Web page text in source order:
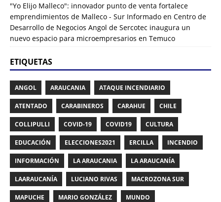
"Yo Elijo Malleco": innovador punto de venta fortalece
emprendimientos de Malleco - Sur Informado en Centro de
Desarrollo de Negocios Angol de Sercotec inaugura un
nuevo espacio para microempresarios en Temuco
ETIQUETAS
ANGOL ARAUCANIA ATAQUE INCENDIARIO
ATENTADO CARABINEROS CARAHUE CHILE
COLLIPULLI COVID-19 COVID19 CULTURA
EDUCACIÓN ELECCIONES2021 ERCILLA INCENDIO
INFORMACIÓN LA ARAUCANIA LA ARAUCANÍA
LAARAUCANÍA LUCIANO RIVAS MACROZONA SUR
MAPUCHE MARIO GONZÁLEZ MUNDO